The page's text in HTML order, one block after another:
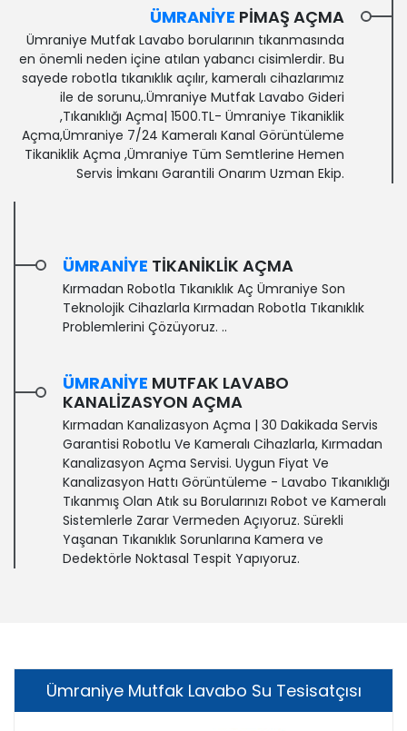
ÜMRANIYE PIMAŞ AÇMA
Ümraniye Mutfak Lavabo borularının tıkanmasında
en önemli neden içine atılan yabancı cisimlerdir. Bu
sayede robotla tıkanıklık açılır, kameralı cihazlarımız
ile de sorunu,.Ümraniye Mutfak Lavabo Gideri
,Tıkanıklığı Açma| 1500.TL- Ümraniye Tikaniklik
Açma,Ümraniye 7/24 Kameralı Kanal Görüntüleme‎
Tikaniklik Açma ,Ümraniye Tüm Semtlerine Hemen
Servis İmkanı Garantili Onarım Uzman Ekip.
ÜMRANIYE TIKANIKLIK AÇMA
Kırmadan Robotla Tıkanıklık Aç Ümraniye Son
Teknolojik Cihazlarla Kırmadan Robotla Tıkanıklık
Problemlerini Çözüyoruz. ..
ÜMRANIYE MUTFAK LAVABO
KANALIZASYON AÇMA
Kırmadan Kanalizasyon Açma | 30 Dakikada Servis
Garantisi‎ Robotlu Ve Kameralı Cihazlarla, Kırmadan
Kanalizasyon Açma Servisi. Uygun Fiyat Ve
Kanalizasyon Hattı Görüntüleme - Lavabo Tıkanıklığı
Tıkanmış Olan Atık su Borularınızı Robot ve Kameralı
Sistemlerle Zarar Vermeden Açıyoruz. Sürekli
Yaşanan Tıkanıklık Sorunlarına Kamera ve
Dedektörle Noktasal Tespit Yapıyoruz.
Ümraniye Mutfak Lavabo Su Tesisatçısı